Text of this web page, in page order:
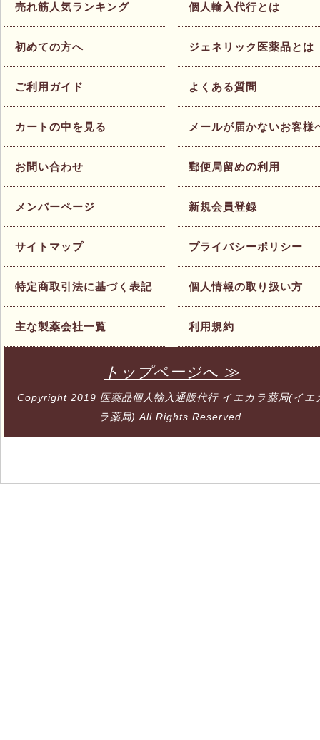
売れ筋人気ランキング
初めての方へ
ご利用ガイド
カートの中を見る
お問い合わせ
メンバーページ
サイトマップ
特定商取引法に基づく表記
主な製薬会社一覧
個人輸入代行とは
ジェネリック医薬品とは
よくある質問
メールが届かないお客様
郵便局留めの利用
新規会員登録
プライバシーポリシー
個人情報の取り扱い方
利用規約
トップページへ ≫
Copyright 2019 医薬品個人輸入通販代行 イエカラ薬局(イエ
ラ薬局) All Rights Reserved.